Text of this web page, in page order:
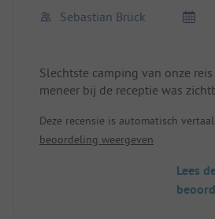
Sebastian Brück
Slechtste camping van onze
meneer bij de receptie was
huur) worden bezet door talloze
montagemedewerkers. Ze
sanitaire voorzieningen zijn oud
bovendien volledig smerig. In
Deze recensie is automatisch
beoordeling weergeven
Lees